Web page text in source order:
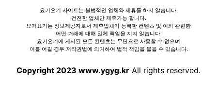
요기요기 사이트는 불법적인 업체와 제휴를 하지 않습니다.
건전한 업체만 제휴가능 합니다.
요기요기는 정보제공자로서 제휴업체가 등록한 컨텐츠 및 이와 관련한
어떤 거래에 대해 일체 책임을 지지 않습니다.
요기요기에 게시된 모든 컨텐츠는 무단으로 사용할 수 없으며
이를 어길 경우 저작권법에 의거하여 법적 책임을 물을 수 있습니다.
Copyright 2023 www.ygyg.kr All rights reserved.